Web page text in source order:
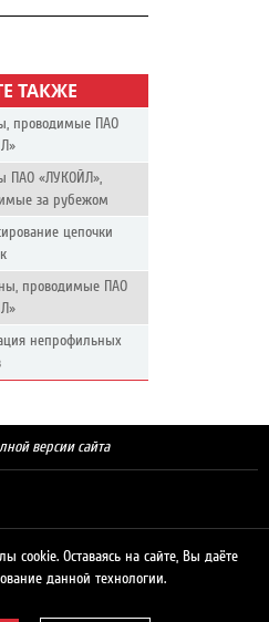
ТАКЖЕ
проводимые ПАО
ПАО «ЛУКОЙЛ»,
за рубежом
цепочки
проводимые ПАО
непрофильных
версии сайта
cookie. Оставаясь на сайте, Вы даёте
данной технологии.